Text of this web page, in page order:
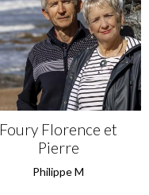
Foury Florence et
Pierre
Philippe M